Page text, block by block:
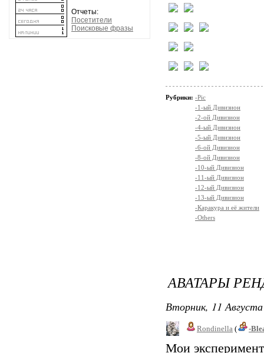
Отчеты:
Посетители
Поисковые фразы
Рубрики: -Pic
-1-ый Дивизион
-2-ой Дивизион
-4-ый Дивизион
-5-ый Дивизион
-6-ой Дивизион
-8-ой Дивизион
-10-ый Дивизион
-11-ый Дивизион
-12-ый Дивизион
-13-ый Дивизион
-Каракура и её жители
-Others
АВАТАРЫ
Вторник, 11
Rondinella ( -
Мои